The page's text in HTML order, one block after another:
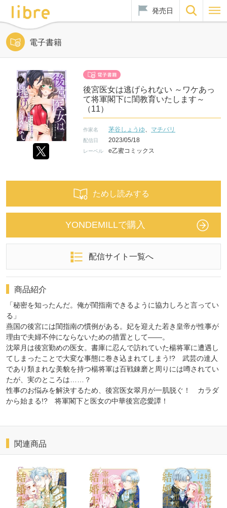
発売日
電子書籍
後宮医女は逃げられない ～ワケあっ
て将軍閣下に閨教育いたします～
（11）
作家名 茅谷しょうゆ、 マチバリ
配信日 2023/05/18
レーベル e乙蜜コミックス
ためし読みする
YONDEMILLで購入
配信サイト一覧へ
商品紹介
「秘密を知ったんだ。俺が閨指南できるように協力しろと言ってい
る」
燕国の後宮には閨指南の慣例がある。妃を迎えた若き皇帝が性事が
理由で夫婦不仲にならないための措置として――。
沈翠月は後宮勤めの医女。書庫に忍んで訪れていた楊将軍に遭遇し
てしまったことで大変な事態に巻き込まれてしまう!? 武芸の達人
であり類まれな美貌を持つ楊将軍は百戦錬磨と周りには噂されてい
たが、実のところは……？
性事のお悩みを解決するため、後宮医女翠月が一肌脱ぐ！ カラダ
から始まる!? 将軍閣下と医女の中華後宮恋愛譚！
関連商品